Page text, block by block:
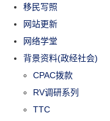
移民写照
网站更新
网络学堂
背景资料(政经社会)
CPAC拨款
RV调研系列
TTC